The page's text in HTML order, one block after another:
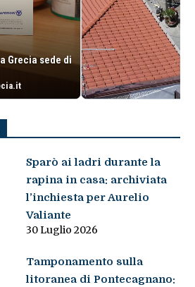
Grecia sede di
Sparò ai ladri durante la
rapina in casa: archiviata
l’inchiesta per Aurelio
Valiante
30 Luglio 2026
Tamponamento sulla
litoranea di Pontecagnano: